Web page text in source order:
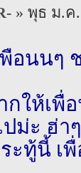
» พุธ ม.ค.
อนนๆ
กให้เพื่
ปม่ะ ฮ่
ะทู้นี้ เ